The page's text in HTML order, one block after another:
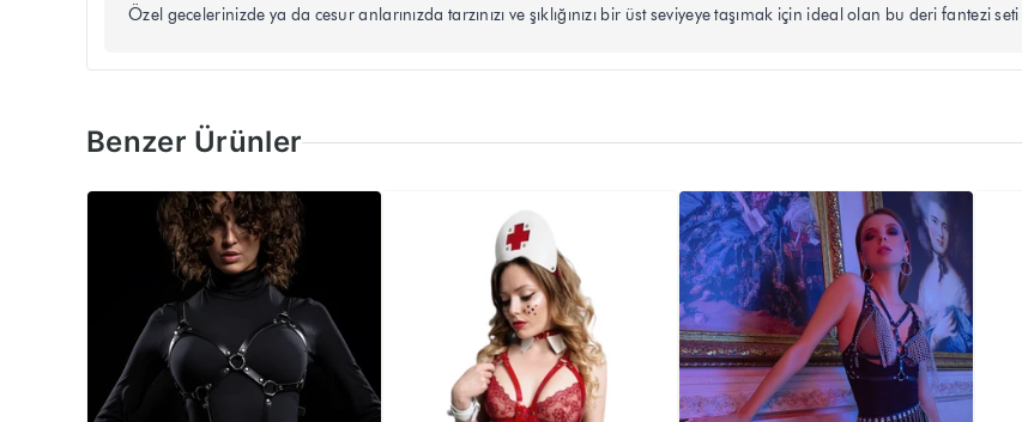
Özel gecelerinizde ya da cesur anlarınızda tarzınızı ve şıklığınızı bir üst seviyeye taşımak için ideal olan bu deri fantezi
Benzer Ürünler